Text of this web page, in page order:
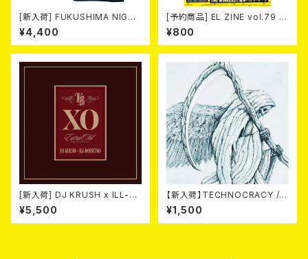
[新入荷] FUKUSHIMA NIGHT
MARE Tee -MISERY editio
n- (SMOKE BLACK)
¥4,400
[予約商品] EL ZINE vol.79 8
月25日発売予定
¥800
[新入荷] DJ KRUSH x ILL-B
OSSTINO / XO (2CD)(限定
盤)
¥5,500
【新入荷】TECHNOCRACY /T
O HELL/THE END (7"EP)
¥1,500